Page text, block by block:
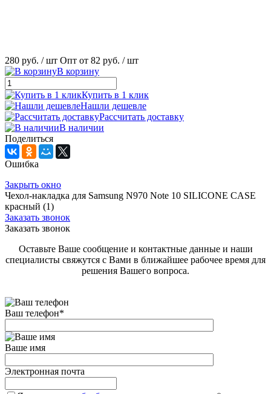
280 руб. / шт Опт от 82 руб. / шт
В корзину
Купить в 1 клик
Нашли дешевле
Рассчитать доставку
В наличии
Поделиться
Ошибка
Закрыть окно
Чехол-накладка для Samsung N970 Note 10 SILICONE CASE
красный (1)
Заказать звонок
Заказать звонок
Оставьте Ваше сообщение и контактные данные и наши
специалисты свяжутся с Вами в ближайшее рабочее время для
решения Вашего вопроса.
Ваш телефон*
Ваше имя
Электронная почта